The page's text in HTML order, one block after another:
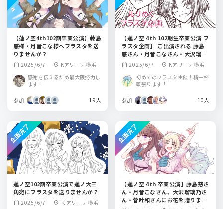
【蓮ノ空4th102期卒業公演】藤島
慈様・月音こな様へフラスタを送
りませんか？
calendar_month 2025/6/7 location_on Kアリーナ横浜
感謝を伝えるため最大限努力し
ます！
参加 19人
【蓮ノ空 4th 102期生卒業公演 フ
ラスタ企画】 ご出演される 藤島
慈さん・月音こなさん・大沢瑠璃
乃さん・菅叶和さん にフラスタを
贈りませんか？
calendar_month 2025/6/7 location_on Kアリーナ横浜
初めてのフラスタ主催！精一杯
頑張ります！
参加 10人
蓮ノ空102期卒業公演で蓮ノ大三
角宛にフラスタを送りませんか？
calendar_month 2025/6/7 location_on Ｋアリーナ横浜
企画完了
【蓮ノ空 4th 卒業公演】藤島慈さ
ん・月音こなさん、大沢瑠璃乃さ
ん・菅叶和さんにお花を贈りませ
んか？
企画完了